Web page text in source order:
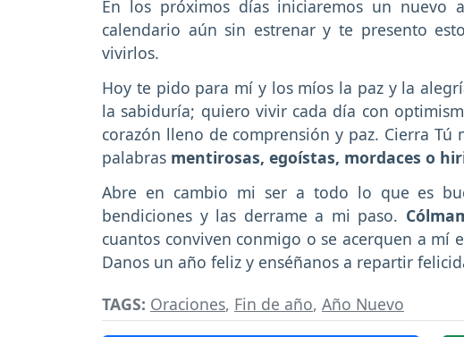
En los próximos días iniciaremos un
calendario aún sin estrenar y te presento
vivirlos.
Hoy te pido para mí y los míos la paz y la
la sabiduría; quiero vivir cada día con
corazón lleno de comprensión y paz. Cierra
palabras mentirosas, egoístas, mordaces o
Abre en cambio mi ser a todo lo que es
bendiciones y las derrame a mi paso.
cuantos conviven conmigo o se acerquen a
Danos un año feliz y enséñanos a repartir
TAGS: Oraciones, Fin de año, Año Nuevo